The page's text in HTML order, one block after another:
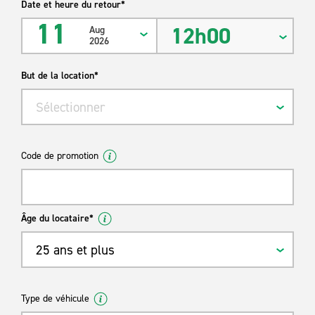
Date et heure du retour*
11
Aug
2026
12h00
But de la location*
Sélectionner
Code de promotion
Âge du locataire*
25 ans et plus
Type de véhicule